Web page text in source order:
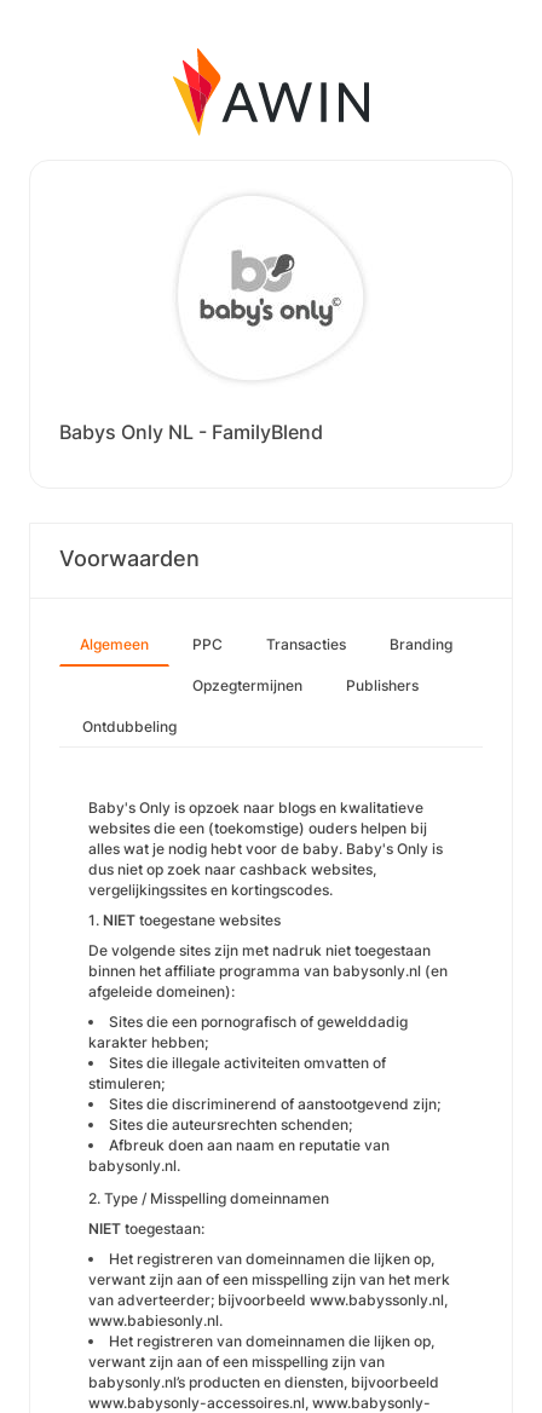
Babys Only NL - FamilyBlend
Voorwaarden
Algemeen PPC Transacties Branding
Opzegtermijnen Publishers
Ontdubbeling
Baby's Only is opzoek naar blogs en kwalitatieve
websites die een (toekomstige) ouders helpen bij
alles wat je nodig hebt voor de baby. Baby's Only is
dus niet op zoek naar cashback websites,
vergelijkingssites en kortingscodes.
1. NIET toegestane websites
De volgende sites zijn met nadruk niet toegestaan
binnen het affiliate programma van babysonly.nl (en
afgeleide domeinen):
Sites die een pornografisch of gewelddadig
karakter hebben;
Sites die illegale activiteiten omvatten of
stimuleren;
Sites die discriminerend of aanstootgevend zijn;
Sites die auteursrechten schenden;
Afbreuk doen aan naam en reputatie van
babysonly.nl.
2. Type / Misspelling domeinnamen
NIET toegestaan:
Het registreren van domeinnamen die lijken op,
verwant zijn aan of een misspelling zijn van het merk
van adverteerder; bijvoorbeeld www.babyssonly.nl,
www.babiesonly.nl.
Het registreren van domeinnamen die lijken op,
verwant zijn aan of een misspelling zijn van
babysonly.nl’s producten en diensten, bijvoorbeeld
www.babysonly-accessoires.nl, www.babysonly-